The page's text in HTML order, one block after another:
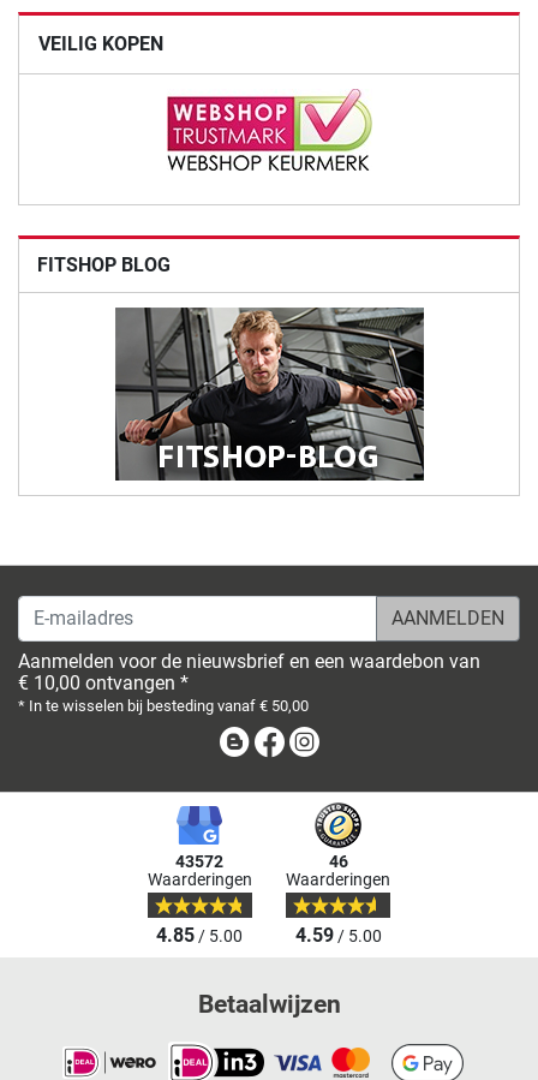
VEILIG KOPEN
FITSHOP BLOG
E-mailadres
Aanmelden voor de nieuwsbrief en een waardebon van
€ 10,00 ontvangen *
* In te wisselen bij besteding vanaf € 50,00
BlogFacebook
43572
Waarderingen
4.85/ 5.00
46
Waarderingen
4.59/ 5.00
Betaalwijzen